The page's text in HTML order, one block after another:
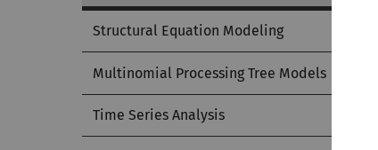
Structural Equation Modeling
Multinomial Processing Tree Models
Time Series Analysis